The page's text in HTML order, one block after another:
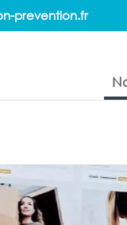
prevention.fr